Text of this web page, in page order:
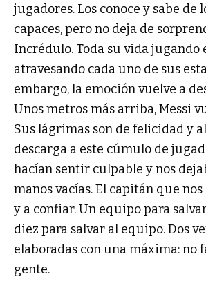
jugadores. Los conoce y sabe de
capaces, pero no deja de
Incrédulo. Toda su vida jugando
atravesando cada uno de sus
embargo, la emoción vuelve a
Unos metros más arriba, Messi
Sus lágrimas son de felicidad y
descarga a este cúmulo de
hacían sentir culpable y nos
manos vacías. El capitán que
y a confiar. Un equipo para
diez para salvar al equipo. Dos
elaboradas con una máxima: no
gente.